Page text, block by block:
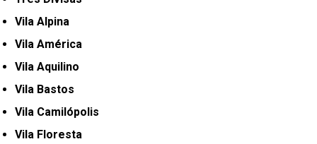
Vila Alpina
Vila América
Vila Aquilino
Vila Bastos
Vila Camilópolis
Vila Floresta